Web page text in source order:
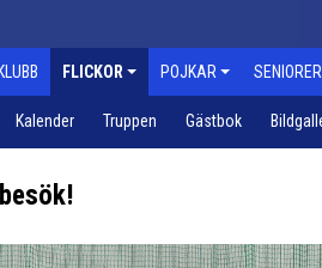
FLICKOR POJKAR SENIORER
Kalender Truppen Gästbok